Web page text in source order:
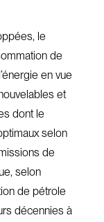
le
de
en vue
et
dont le
selon
de
selon
de pétrole
décennies à